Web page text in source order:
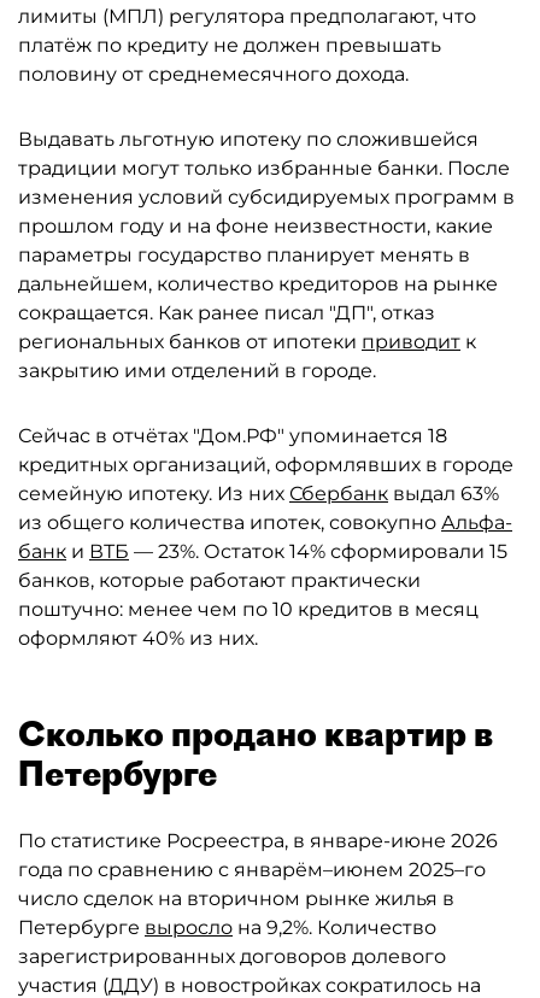
лимиты (МПЛ) регулятора предполагают, что
платёж по кредиту не должен превышать
половину от среднемесячного дохода.
Выдавать льготную ипотеку по сложившейся
традиции могут только избранные банки. После
изменения условий субсидируемых программ в
прошлом году и на фоне неизвестности, какие
параметры государство планирует менять в
дальнейшем, количество кредиторов на рынке
сокращается. Как ранее писал "ДП", отказ
региональных банков от ипотеки приводит к
закрытию ими отделений в городе.
Сейчас в отчётах "Дом.РФ" упоминается 18
кредитных организаций, оформлявших в городе
семейную ипотеку. Из них Сбербанк выдал 63%
из общего количества ипотек, совокупно Альфа-
банк и ВТБ — 23%. Остаток 14% сформировали 15
банков, которые работают практически
поштучно: менее чем по 10 кредитов в месяц
оформляют 40% из них.
Сколько продано квартир в
Петербурге
По статистике Росреестра, в январе-июне 2026
года по сравнению с январём–июнем 2025–го
число сделок на вторичном рынке жилья в
Петербурге выросло на 9,2%. Количество
зарегистрированных договоров долевого
участия (ДДУ) в новостройках сократилось на